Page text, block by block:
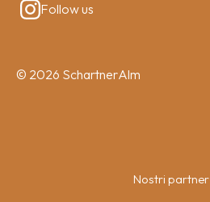
Follow us
© 2026 SchartnerAlm
Nostri partner